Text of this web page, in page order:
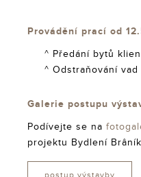
Provádění prací od
^ Předání bytů
^ Odstraňování
Galerie postupu
Podívejte se na
projektu Bydlení
postup výstavby